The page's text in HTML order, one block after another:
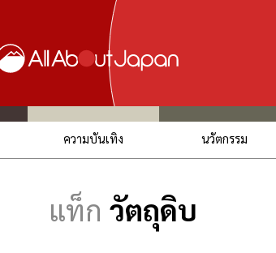
ความบันเทิง นวัตกรรม
แท็ก วัตถุดิบ